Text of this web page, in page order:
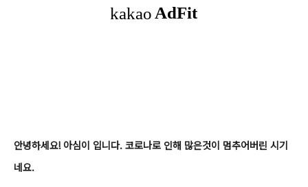
안녕하세요! 아심이 입니다. 코로나로 인해 많은것이 멈추어버린 시기
네요.